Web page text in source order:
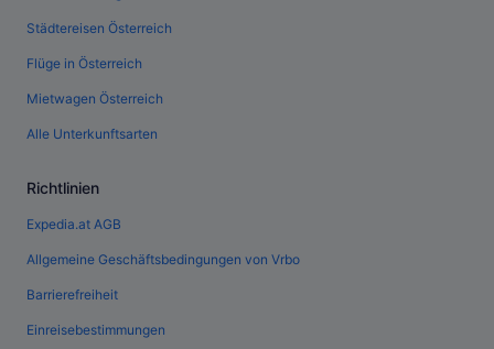
Städtereisen Österreich
Flüge in Österreich
Mietwagen Österreich
Alle Unterkunftsarten
Richtlinien
Expedia.at AGB
Allgemeine Geschäftsbedingungen von Vrbo
Barrierefreiheit
Einreisebestimmungen